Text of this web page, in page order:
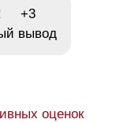
+3
вывод
оценок